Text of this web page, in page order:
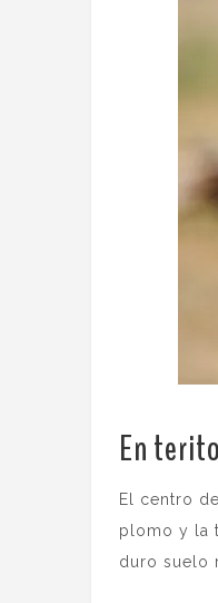
En
El centro
plomo y la
duro suelo